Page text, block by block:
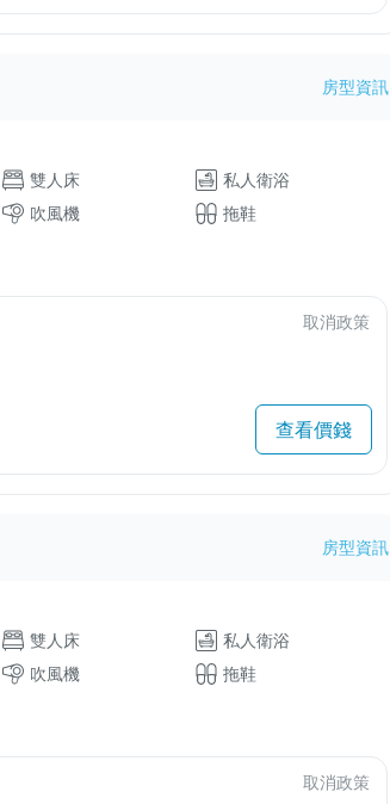
房型資訊
雙人床
私人衛浴
吹風機 拖鞋
取消政策
查看價錢
房型資訊
雙人床
私人衛浴
吹風機 拖鞋
取消政策